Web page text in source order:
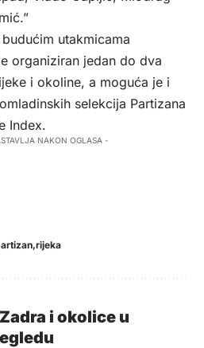
utakmicama
organiziran jedan do dva
i okoline, a moguća je i
selekcija Partizana
Index.
NAKON OGLASA -
rijeka
i okolice u